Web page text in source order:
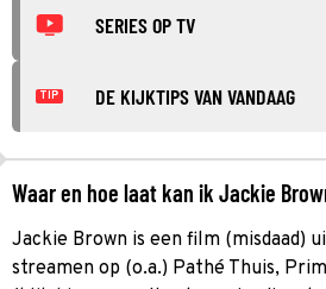
SERIES OP TV
TIP DE KIJKTIPS VAN VANDAAG
Waar en hoe laat kan ik Jackie
Jackie Brown is een film (misdaad)
streamen op (o.a.) Pathé Thuis,